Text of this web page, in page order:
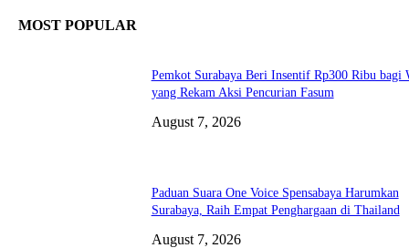
MOST POPULAR
Pemkot Surabaya Beri Insentif Rp300 Ribu bagi
yang Rekam Aksi Pencurian Fasum
August 7, 2026
Paduan Suara One Voice Spensabaya Harumkan
Surabaya, Raih Empat Penghargaan di Thailand
August 7, 2026